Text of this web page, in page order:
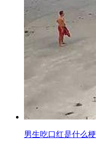
男生吃口红是什么梗